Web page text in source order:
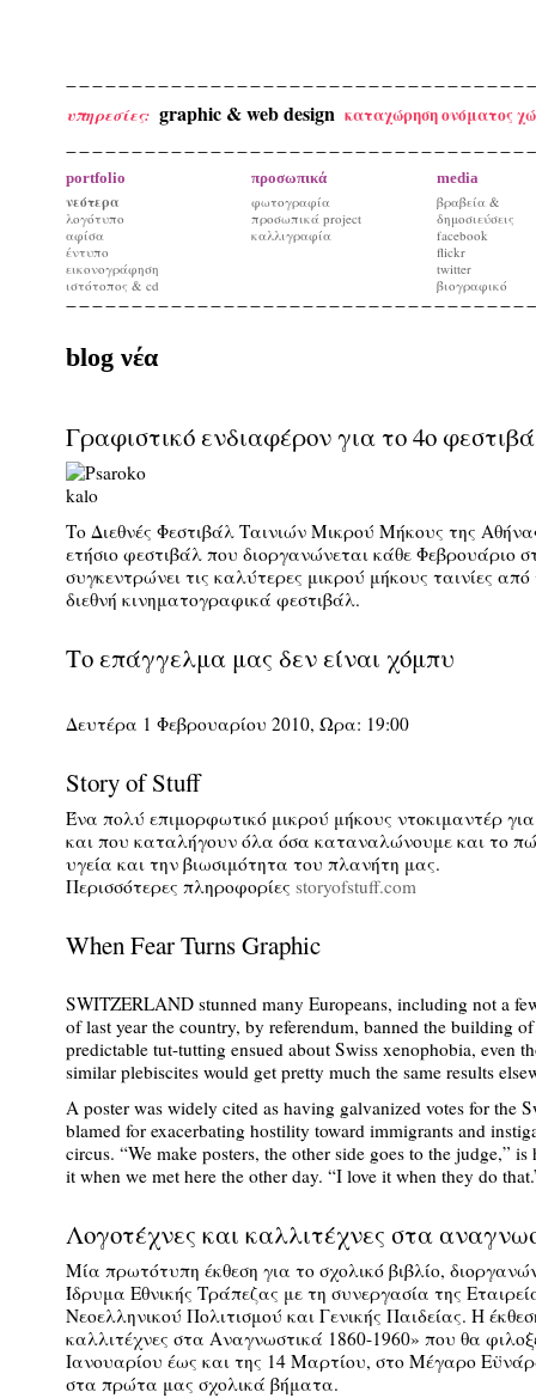
υπηρεσίες: graphic & web design καταχώρηση ονόματος
portfolio
νεότερα
λογότυπο
αφίσα
έντυπο
εικονογράφηση
ιστότοπος & cd
προσωπικά
φωτογραφία
προσωπικά project
καλλιγραφία
media
βραβεία &
δημοσιεύσεις
facebook
flickr
twitter
βιογραφικό
blog νέα
Γραφιστικό ενδιαφέρον για το 4ο
Το Διεθνές Φεστιβάλ Ταινιών Μικρού Μήκους της
ετήσιο φεστιβάλ που διοργανώνεται κάθε Φεβρουάριο
συγκεντρώνει τις καλύτερες μικρού μήκους ταινίες
διεθνή κινηματογραφικά φεστιβάλ.
Το επάγγελμα μας δεν είναι χόμπυ
Δευτέρα 1 Φεβρουαρίου 2010, Ωρα: 19:00
Story of Stuff
Ένα πολύ επιμορφωτικό μικρού μήκους ντοκιμαντέρ
και που καταλήγουν όλα όσα καταναλώνουμε και το
υγεία και την βιωσιμότητα του πλανήτη μας.
Περισσότερες πληροφορίες storyofstuff.com
When Fear Turns Graphic
SWITZERLAND stunned many Europeans, including not a
of last year the country, by referendum, banned the building
predictable tut-tutting ensued about Swiss xenophobia, even
similar plebiscites would get pretty much the same results
A poster was widely cited as having galvanized votes for the
blamed for exacerbating hostility toward immigrants and
circus. “We make posters, the other side goes to the judge,”
it when we met here the other day. “I love it when they do
Λογοτέχνες και καλλιτέχνες στα
Μία πρωτότυπη έκθεση για το σχολικό βιβλίο,
Ίδρυμα Εθνικής Τράπεζας με τη συνεργασία της
Νεοελληνικού Πολιτισμού και Γενικής Παιδείας. Η
καλλιτέχνες στα Αναγνωστικά 1860-1960» που θα
Ιανουαρίου έως και της 14 Μαρτίου, στο Μέγαρο
στα πρώτα μας σχολικά βήματα.